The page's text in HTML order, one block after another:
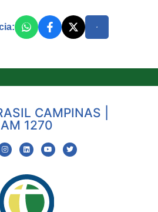
CAMPINAS |
AM 1270